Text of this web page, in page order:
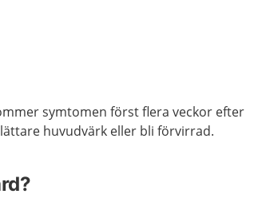
symtomen först flera veckor efter
huvudvärk eller bli förvirrad.